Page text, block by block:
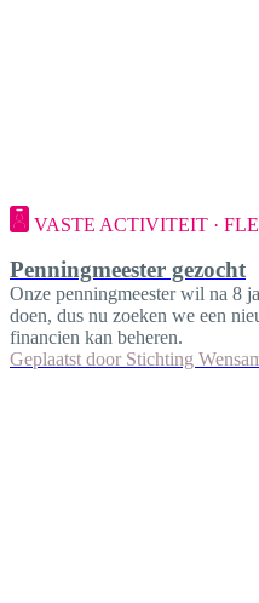
VASTE ACTIVITEIT ·
Penningmeester gezocht
Onze penningmeester wil na 8
doen, dus nu zoeken we een
financien kan beheren.
Geplaatst door Stichting